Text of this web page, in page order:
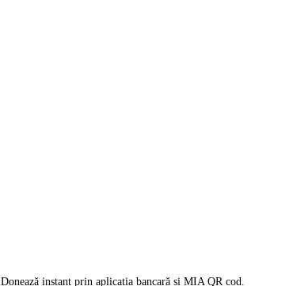
Donează instant prin aplicația bancară și MIA QR cod.